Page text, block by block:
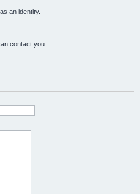
an identity.
contact you.